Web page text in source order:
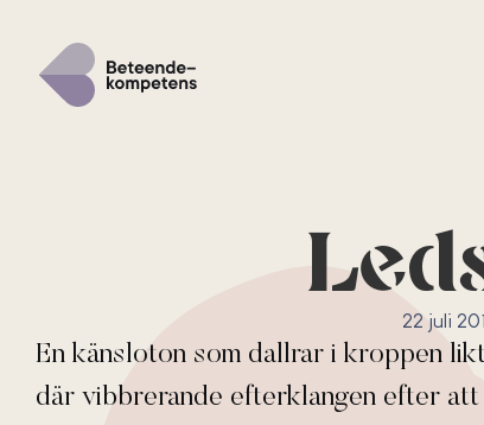
22 juli
En känsloton som dallrar i kroppen
där vibbrerande efterklangen efter